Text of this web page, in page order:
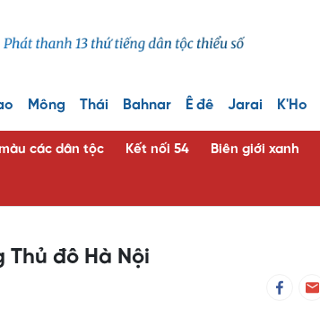
Mông Thái Bahnar Ê đê Jarai K'Ho
các dân tộc Kết nối 54 Biên giới xanh
đô Hà Nội